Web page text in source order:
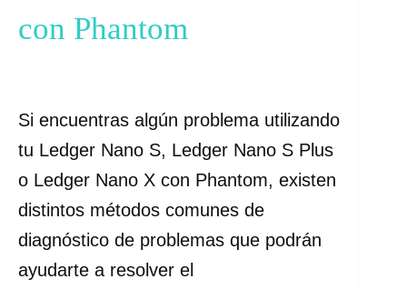
con Phantom
Si encuentras algún problema utilizando
tu Ledger Nano S, Ledger Nano S Plus
o Ledger Nano X con Phantom, existen
distintos métodos comunes de
diagnóstico de problemas que podrán
ayudarte a resolver el